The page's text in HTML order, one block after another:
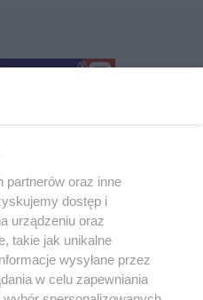
Regulamin
Kontakt
Katalog firm
partnerów oraz inne
dostęp i
urządzeniu oraz
takie jak unikalne
wysyłane przez
w celu zapewniania